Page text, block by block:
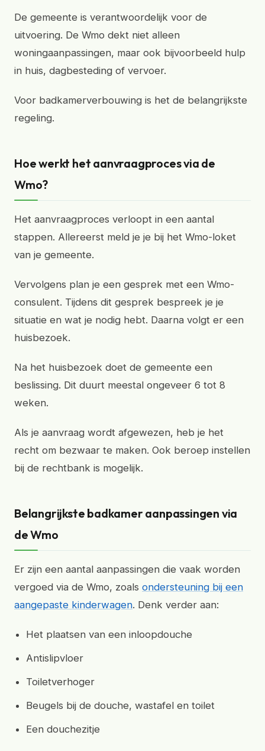
De gemeente is verantwoordelijk voor de
uitvoering. De Wmo dekt niet alleen
woningaanpassingen, maar ook bijvoorbeeld hulp
in huis, dagbesteding of vervoer.
Voor badkamerverbouwing is het de belangrijkste
regeling.
Hoe werkt het aanvraagproces via de
Wmo?
Het aanvraagproces verloopt in een aantal
stappen. Allereerst meld je je bij het Wmo-loket
van je gemeente.
Vervolgens plan je een gesprek met een Wmo-
consulent. Tijdens dit gesprek bespreek je je
situatie en wat je nodig hebt. Daarna volgt er een
huisbezoek.
Na het huisbezoek doet de gemeente een
beslissing. Dit duurt meestal ongeveer 6 tot 8
weken.
Als je aanvraag wordt afgewezen, heb je het
recht om bezwaar te maken. Ook beroep instellen
bij de rechtbank is mogelijk.
Belangrijkste badkamer aanpassingen via
de Wmo
Er zijn een aantal aanpassingen die vaak worden
vergoed via de Wmo, zoals ondersteuning bij een
aangepaste kinderwagen. Denk verder aan:
Het plaatsen van een inloopdouche
Antislipvloer
Toiletverhoger
Beugels bij de douche, wastafel en toilet
Een douchezitje